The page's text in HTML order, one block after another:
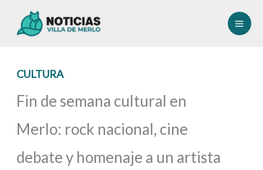
CULTURA
Fin de semana cultural en
Merlo: rock nacional, cine
debate y homenaje a un artista